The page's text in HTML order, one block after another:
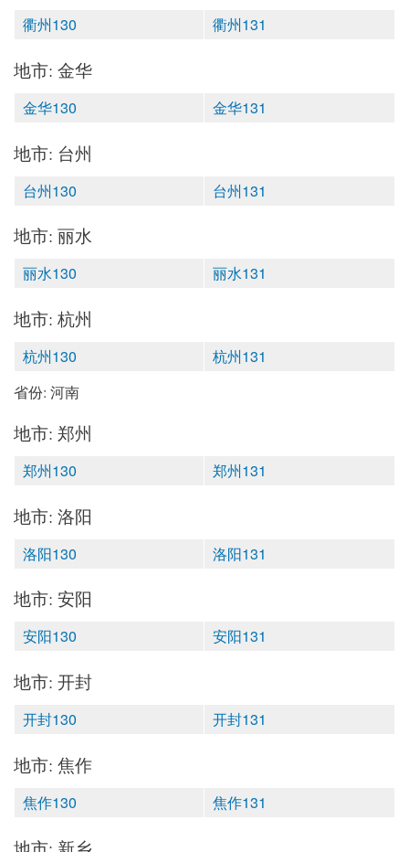
衢州130 衢州131
地市: 金华
金华130 金华131
地市: 台州
台州130 台州131
地市: 丽水
丽水130 丽水131
地市: 杭州
杭州130 杭州131
省份: 河南
地市: 郑州
郑州130 郑州131
地市: 洛阳
洛阳130 洛阳131
地市: 安阳
安阳130 安阳131
地市: 开封
开封130 开封131
地市: 焦作
焦作130 焦作131